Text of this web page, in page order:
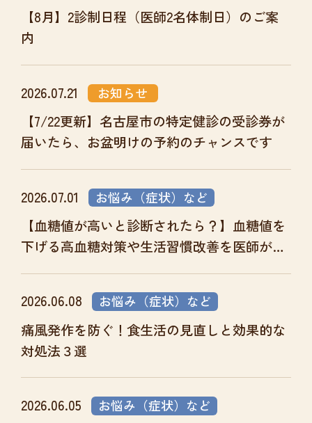
【8月】2診制日程（医師2名体制日）のご案
内
2026.07.21 お知らせ
【7/22更新】名古屋市の特定健診の受診券が
届いたら、お盆明けの予約のチャンスです
2026.07.01 お悩み（症状）など
【血糖値が高いと診断されたら？】血糖値を
下げる高血糖対策や生活習慣改善を医師が解
2026.06.08
お悩み（症状）など
痛風発作を防ぐ！食生活の見直しと効果的な
対処法３選
2026.06.05 お悩み（症状）など